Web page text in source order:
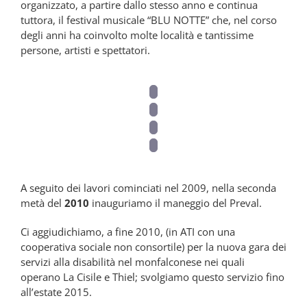
organizzato, a partire dallo stesso anno e continua
tuttora, il festival musicale “BLU NOTTE” che, nel corso
degli anni ha coinvolto molte località e tantissime
persone, artisti e spettatori.
A seguito dei lavori cominciati nel 2009, nella seconda
metà del 2010 inauguriamo il maneggio del Preval.
Ci aggiudichiamo, a fine 2010, (in ATI con una
cooperativa sociale non consortile) per la nuova gara dei
servizi alla disabilità nel monfalconese nei quali
operano La Cisile e Thiel; svolgiamo questo servizio fino
all’estate 2015.